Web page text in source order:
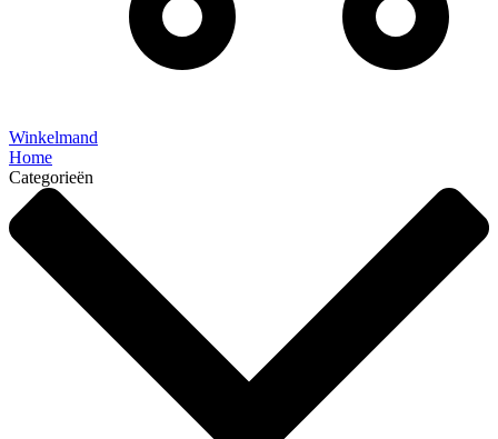
Winkelmand
Home
Categorieën